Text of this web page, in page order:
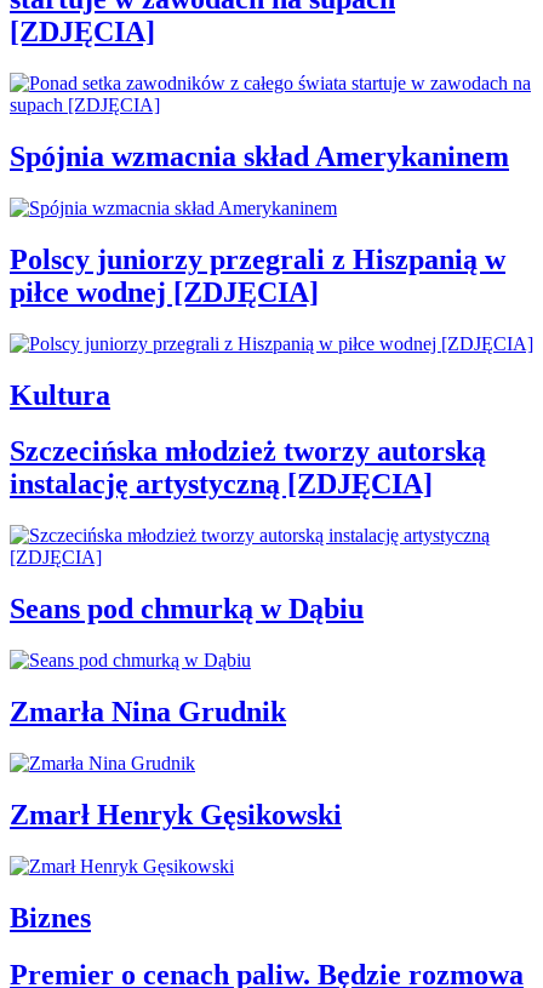
[ZDJĘCIA]
Spójnia wzmacnia skład Amerykaninem
Polscy juniorzy przegrali z Hiszpanią w
piłce wodnej [ZDJĘCIA]
Kultura
Szczecińska młodzież tworzy autorską
instalację artystyczną [ZDJĘCIA]
Seans pod chmurką w Dąbiu
Zmarła Nina Grudnik
Zmarł Henryk Gęsikowski
Biznes
Premier o cenach paliw. Będzie rozmowa